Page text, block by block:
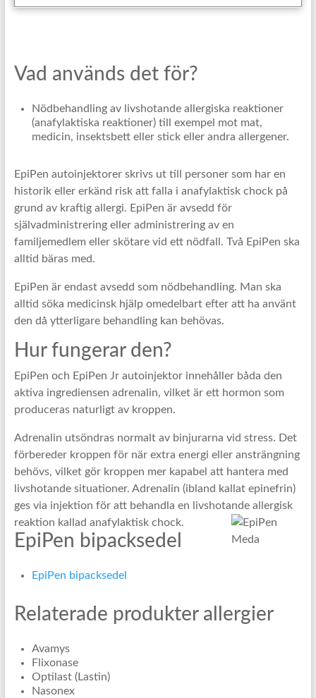
Vad används det för?
Nödbehandling av livshotande allergiska reaktioner
(anafylaktiska reaktioner) till exempel mot mat,
medicin, insektsbett eller stick eller andra allergener.
EpiPen autoinjektorer skrivs ut till personer som har en
historik eller erkänd risk att falla i anafylaktisk chock på
grund av kraftig allergi. EpiPen är avsedd för
självadministrering eller administrering av en
familjemedlem eller skötare vid ett nödfall. Två EpiPen ska
alltid bäras med.
EpiPen är endast avsedd som nödbehandling. Man ska
alltid söka medicinsk hjälp omedelbart efter att ha använt
den då ytterligare behandling kan behövas.
Hur fungerar den?
EpiPen och EpiPen Jr autoinjektor innehåller båda den
aktiva ingrediensen adrenalin, vilket är ett hormon som
produceras naturligt av kroppen.
Adrenalin utsöndras normalt av binjurarna vid stress. Det
förbereder kroppen för när extra energi eller ansträngning
behövs, vilket gör kroppen mer kapabel att hantera med
livshotande situationer. Adrenalin (ibland kallat epinefrin)
ges via injektion för att behandla en livshotande allergisk
reaktion kallad anafylaktisk chock.
EpiPen bipacksedel
EpiPen bipacksedel
Relaterade produkter allergier
Avamys
Flixonase
Optilast (Lastin)
Nasonex